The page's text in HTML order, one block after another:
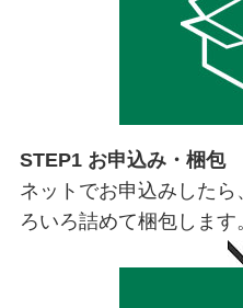
STEP1 お申込み・梱包
ネットでお申込みした
ろいろ詰めて梱包します